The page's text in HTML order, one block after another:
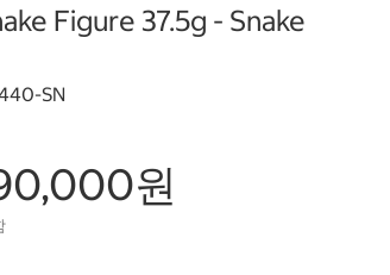
Figure 37.5g - Snake
SN
원